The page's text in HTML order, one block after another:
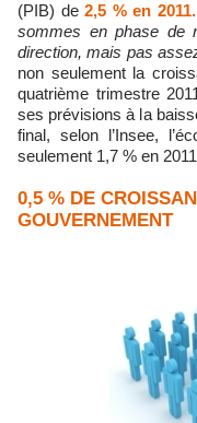
(PIB) de 2,5 % en 2011.
sommes en phase de
direction, mais pas
non seulement la
quatrième trimestre
ses prévisions à la
final, selon l’Insee,
seulement 1,7 % en
0,5 % DE
GOUVERNEMENT